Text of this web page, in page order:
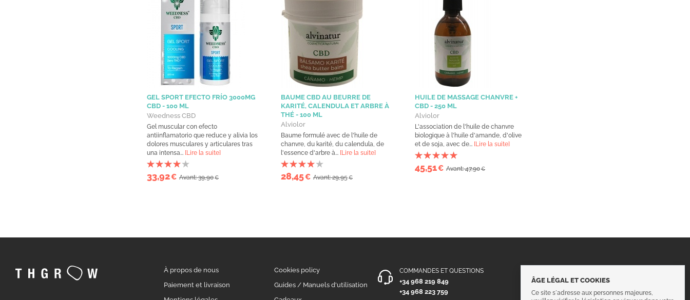
GEL SPORT EFECTO FRÍO 3000MG
CBD - 100 ML
Weedness CBD
Gel muscular con efecto
antiinflamatorio que reduce y alivia los
dolores musculares y articulares tras
una intensa... [Lire la suite]
33,92€ Avant: 39,90€
BAUME CBD AU BEURRE DE
KARITÉ, CALENDULA ET ARBRE À
THÉ - 100 ML
Alviolor
Baume formulé avec de l'huile de
chanvre, du karité, du calendula, de
l'essence d'arbre à... [Lire la suite]
28,45€ Avant: 29,95€
HUILE DE MASSAGE CHANVRE +
CBD - 250 ML
Alviolor
L'association de l'huile de chanvre
biologique à l'huile d'amande, d'olive
et de soja, avec de... [Lire la suite]
45,51€ Avant: 47,90€
À propos de nous
Paiement et livraison
Cookies policy
Guides / Manuels d'utilisation
COMMANDES ET QUESTIONS
+34 968 219 849
+34 968 223 759
ÂGE LÉGAL ET COOKIES
Ce site s´adresse aux personnes majeures,